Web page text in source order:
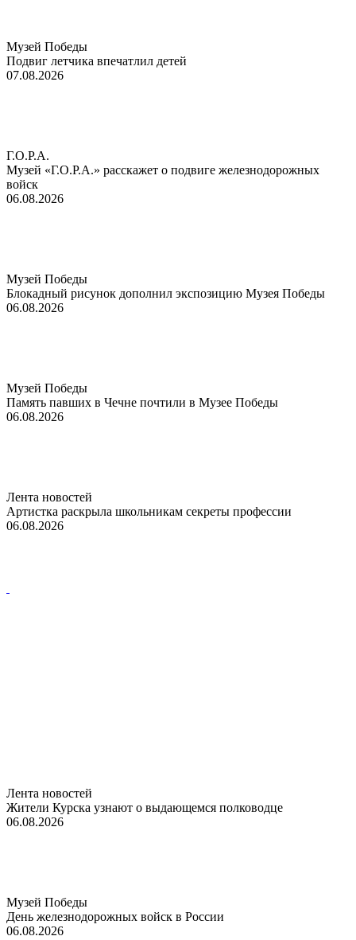
Музей Победы
Подвиг летчика впечатлил детей
07.08.2026
Г.О.Р.А.
Музей «Г.О.Р.А.» расскажет о подвиге железнодорожных
войск
06.08.2026
Музей Победы
Блокадный рисунок дополнил экспозицию Музея Победы
06.08.2026
Музей Победы
Память павших в Чечне почтили в Музее Победы
06.08.2026
Лента новостей
Артистка раскрыла школьникам секреты профессии
06.08.2026
Лента новостей
Жители Курска узнают о выдающемся полководце
06.08.2026
Музей Победы
День железнодорожных войск в России
06.08.2026